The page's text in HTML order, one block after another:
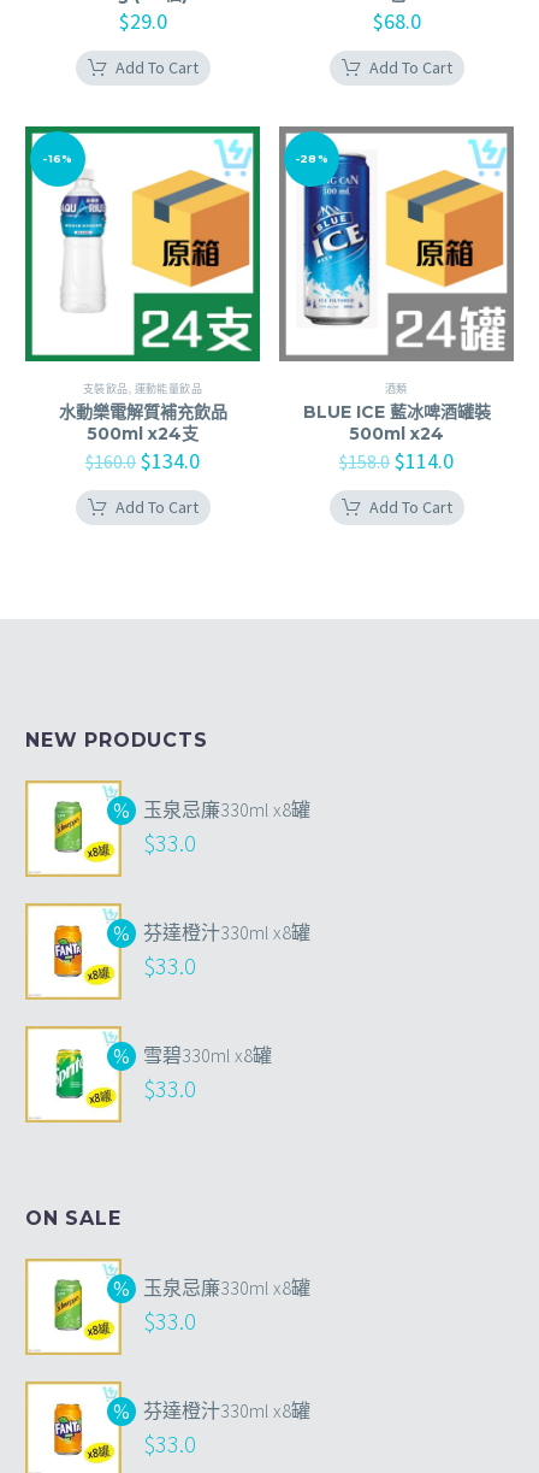
$29.0
Add To Cart
$68.0
Add To Cart
-16%
支裝飲品 運動能量飲品
水動樂電解質補充飲品
500ml x24支
$160.0 $134.0
Add To Cart
-28%
酒類
BLUE ICE 藍冰啤酒罐裝
500ml x24
$158.0 $114.0
Add To Cart
NEW PRODUCTS
玉泉忌廉330ml x8罐
$33.0
芬達橙汁330ml x8罐
$33.0
雪碧330ml x8罐
$33.0
ON SALE
玉泉忌廉330ml x8罐
$33.0
芬達橙汁330ml x8罐
$33.0